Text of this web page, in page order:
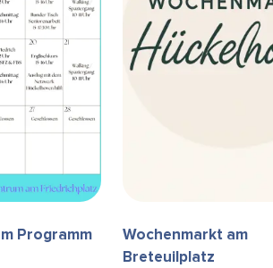
Programm
Wochenmarkt am
Breteuilplatz